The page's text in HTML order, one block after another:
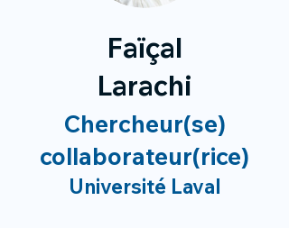
Faïçal
Larachi
Chercheur(se)
collaborateur(rice)
Université Laval